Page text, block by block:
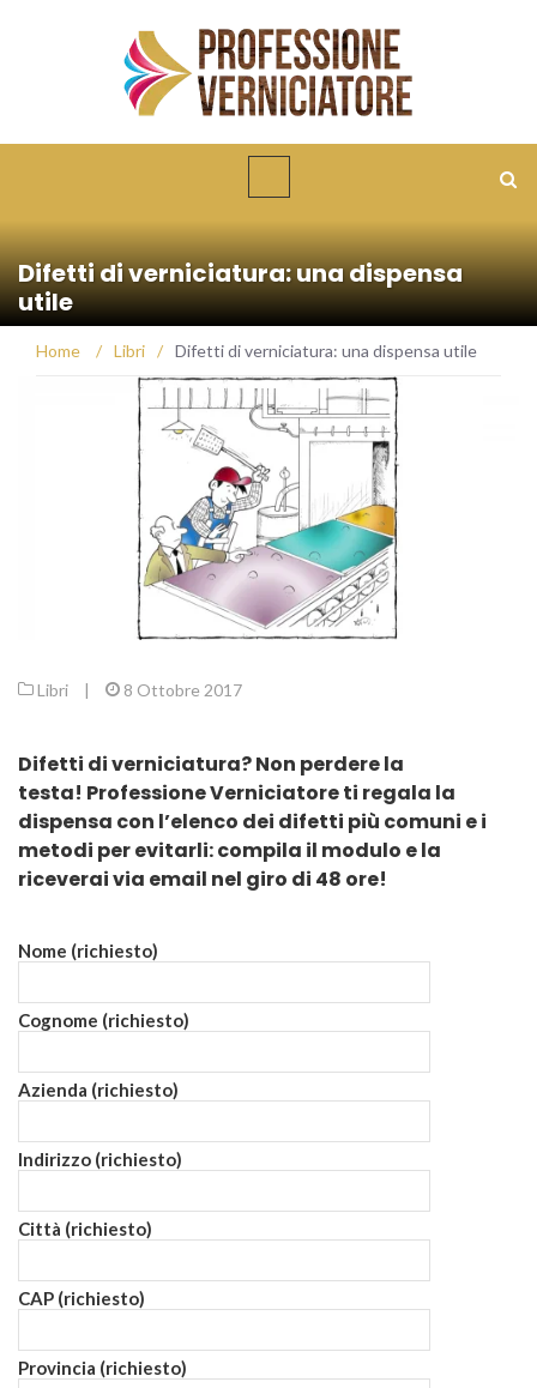
Difetti di verniciatura: una dispensa
utile
Home / Libri / Difetti di verniciatura: una dispensa utile
Libri | 8 Ottobre 2017
Difetti di verniciatura? Non perdere la
testa! Professione Verniciatore ti regala la
dispensa con l’elenco dei difetti più comuni e i
metodi per evitarli: compila il modulo e la
riceverai via email nel giro di 48 ore!
Nome (richiesto)
Cognome (richiesto)
Azienda (richiesto)
Indirizzo (richiesto)
Città (richiesto)
CAP (richiesto)
Provincia (richiesto)